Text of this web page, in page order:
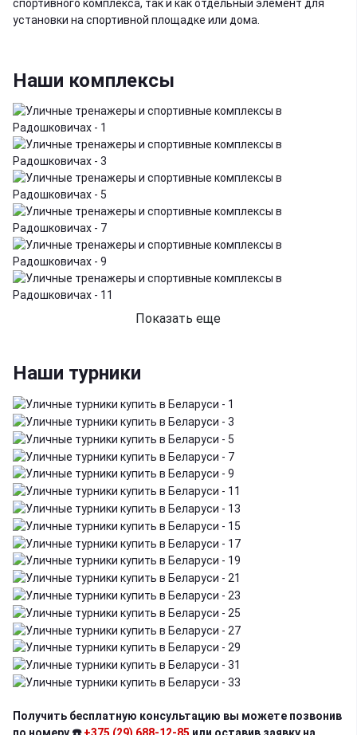
спортивного комплекса, так и как отдельный элемент для
установки на спортивной площадке или дома.
Наши комплексы
Показать еще
Наши турники
Получить бесплатную консультацию вы можете позвонив